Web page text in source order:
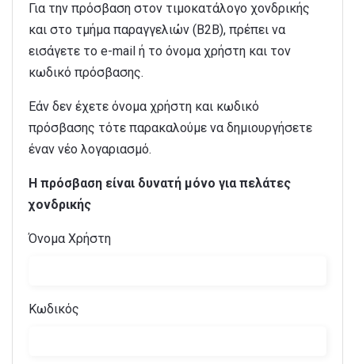
Για την πρόσβαση στον τιμοκατάλογο χονδρικής
και στο τμήμα παραγγελιών (B2B), πρέπει να
εισάγετε το e-mail ή το όνομα χρήστη και τον
κωδικό πρόσβασης.
Εάν δεν έχετε όνομα χρήστη και κωδικό
πρόσβασης τότε παρακαλούμε να δημιουργήσετε
έναν νέο λογαριασμό.
Η πρόσβαση είναι δυνατή μόνο για πελάτες
χονδρικής
Όνομα Χρήστη
Κωδικός